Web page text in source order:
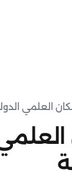
العلمي الدولي